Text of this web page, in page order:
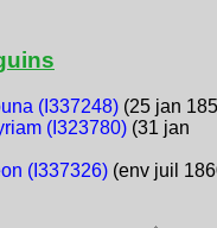
(I337248)(25 jan
(I323780)(31 jan
(I337326)(env juil